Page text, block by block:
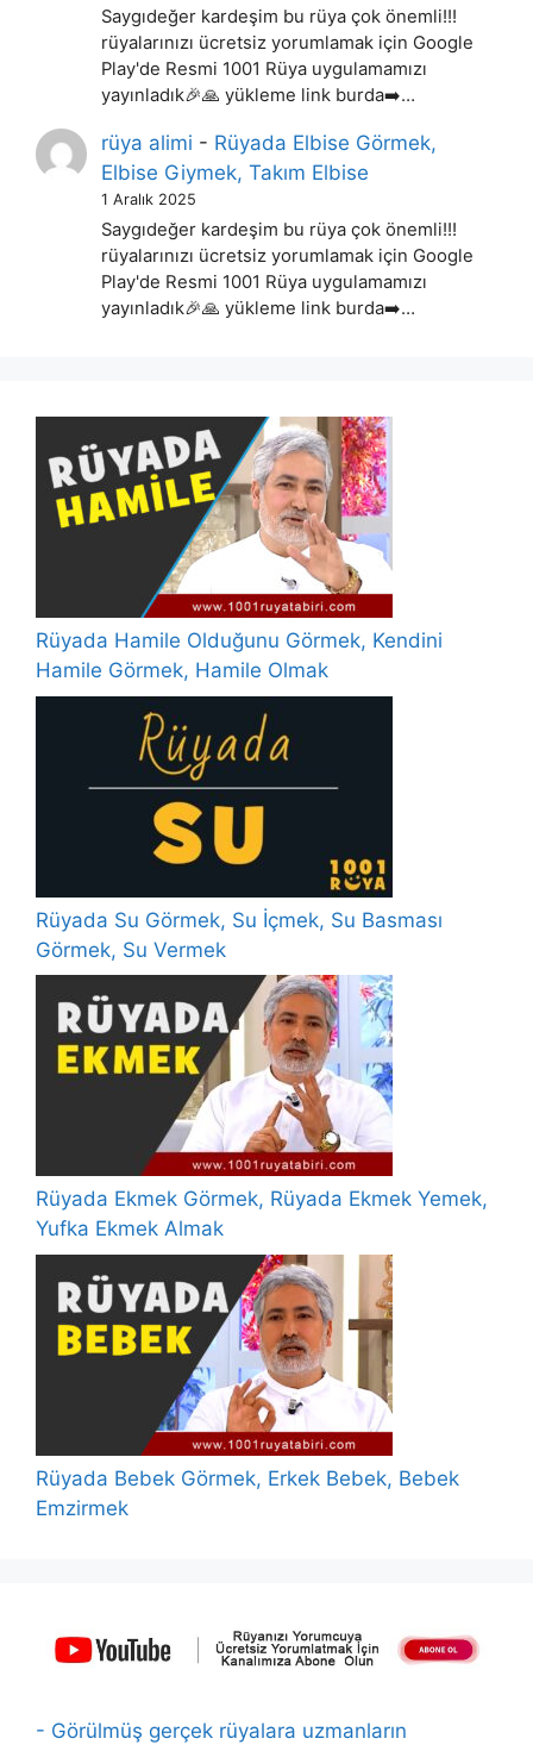
Saygıdeğer kardeşim bu rüya çok önemli!!!
rüyalarınızı ücretsiz yorumlamak için Google
Play'de Resmi 1001 Rüya uygulamamızı
yayınladık🎉🙏 yükleme link burda➡️…
rüya alimi - Rüyada Elbise Görmek,
Elbise Giymek, Takım Elbise
1 Aralık 2025
Saygıdeğer kardeşim bu rüya çok önemli!!!
rüyalarınızı ücretsiz yorumlamak için Google
Play'de Resmi 1001 Rüya uygulamamızı
yayınladık🎉🙏 yükleme link burda➡️…
Rüyada Hamile Olduğunu Görmek, Kendini
Hamile Görmek, Hamile Olmak
Rüyada Su Görmek, Su İçmek, Su Basması
Görmek, Su Vermek
Rüyada Ekmek Görmek, Rüyada Ekmek Yemek,
Yufka Ekmek Almak
Rüyada Bebek Görmek, Erkek Bebek, Bebek
Emzirmek
- Görülmüş gerçek rüyalara uzmanların